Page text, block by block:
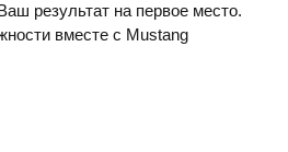
результат на первое место.
вместе с Mustang